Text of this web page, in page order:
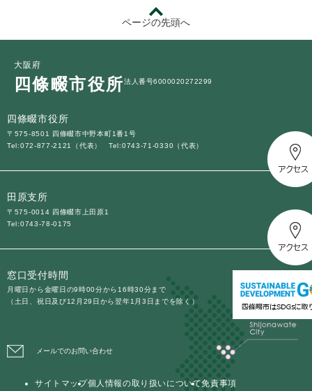
ページの先頭へ
大阪府
四條畷市役所法人番号6000020272299
四條畷市役所
〒575-8501 四條畷市中野本町1番1号
Tel:072-877-2121（代表）
Tel:0743-71-0330（代表）
田原支所
〒575-0014 四條畷市上田原1
Tel:0743-78-0175
窓口受付時間
月曜日から金曜日の9時00分から16時30分まで
（土日、祝日及び12月29日から翌年1月3日までを除く）
メールでのお問い合わせ
サイトマップ個人情報の取り扱いについて免責事項